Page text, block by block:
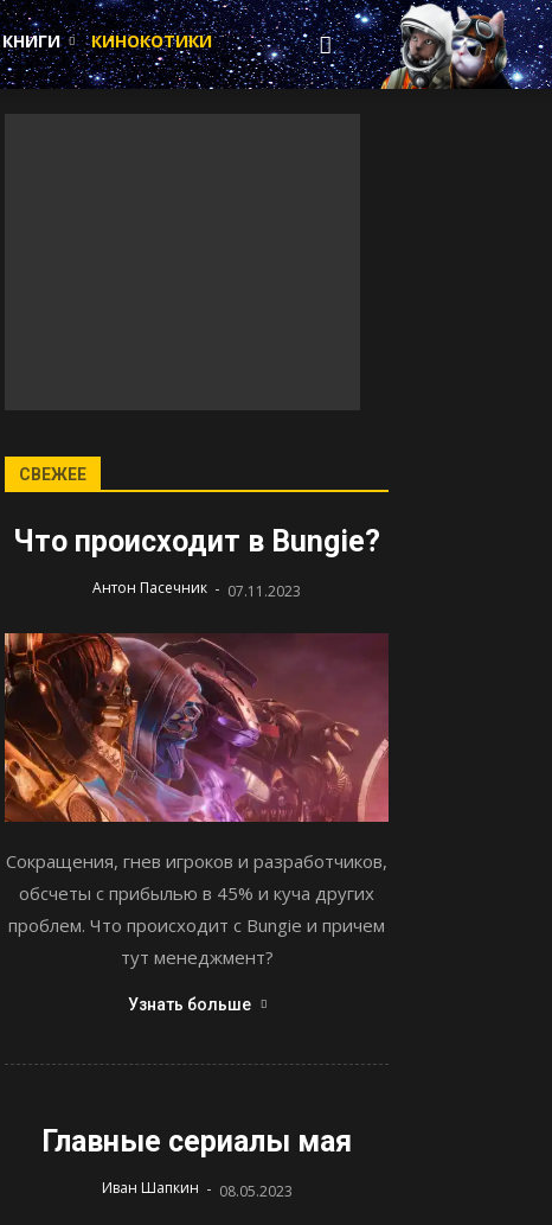
КНИГИ КИНОКОТИКИ
СВЕЖЕЕ
Что происходит в Bungie?
Антон Пасечник - 07.11.2023
Сокращения, гнев игроков и разработчиков,
обсчеты с прибылью в 45% и куча других
проблем. Что происходит с Bungie и причем
тут менеджмент?
Узнать больше
Главные сериалы мая
Иван Шапкин - 08.05.2023